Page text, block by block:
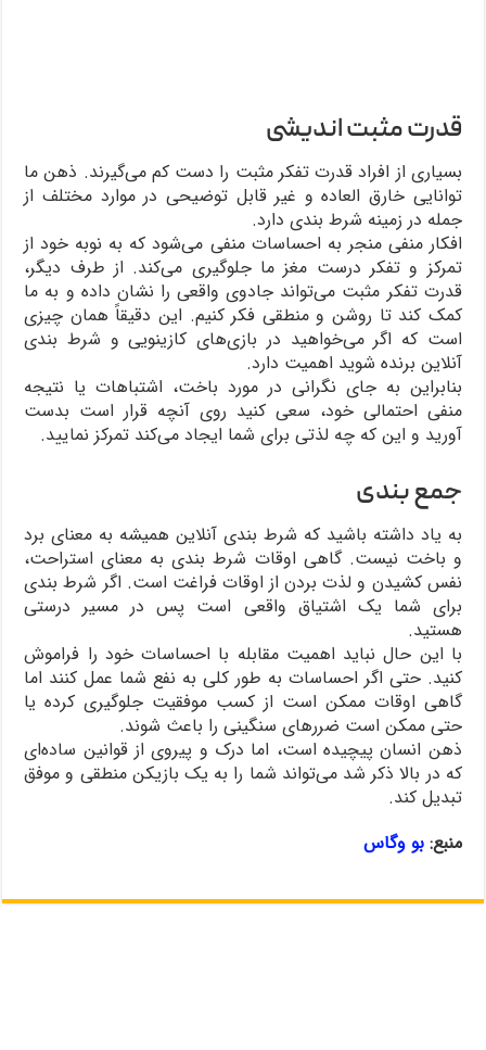
قدرت مثبت اندیشی
بسیاری از افراد قدرت تفکر مثبت را دست کم می‌گیرند. ذهن ما
توانایی خارق العاده و غیر قابل توضیحی در موارد مختلف از
جمله در زمینه شرط‌ بندی دارد.
افکار منفی منجر به احساسات منفی می‌شود که به نوبه خود از
تمرکز و تفکر درست مغز ما جلوگیری می‌کند. از طرف دیگر،
قدرت تفکر مثبت می‌تواند جادوی واقعی را نشان داده و به ما
کمک کند تا روشن و منطقی فکر کنیم. این دقیقاً همان چیزی
است که اگر می‌خواهید در بازی‌های کازینویی و شرط بندی
آنلاین برنده شوید اهمیت دارد.
بنابراین به جای نگرانی در مورد باخت، اشتباهات یا نتیجه
منفی احتمالی خود، سعی کنید روی آنچه قرار است بدست
آورید و این که چه لذتی برای شما ایجاد می‌کند تمرکز نمایید.
جمع بندی
به یاد داشته باشید که شرط ‌بندی آنلاین همیشه به معنای برد
و باخت نیست. گاهی اوقات شرط بندی به معنای استراحت،
نفس کشیدن و لذت بردن از اوقات فراغت است. اگر شرط‌ بندی
برای شما یک اشتیاق واقعی است پس در مسیر درستی
هستید.
با این حال نباید اهمیت مقابله با احساسات خود را فراموش
کنید. حتی اگر احساسات به طور کلی به نفع شما عمل کنند اما
گاهی اوقات ممکن است از کسب موفقیت‌ جلوگیری کرده یا
حتی ممکن است ضررهای سنگینی را باعث شوند.
ذهن انسان پیچیده است، اما درک و پیروی از قوانین ساده‌ای
که در بالا ذکر شد می‌تواند شما را به یک بازیکن منطقی و موفق
تبدیل کند.
منبع:بو وگاس